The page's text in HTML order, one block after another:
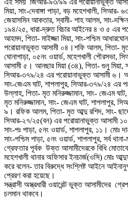
এই সময় জিআর-৯৩/৯৯ এর পরোয়ানাভুক্ত
মিয়া, সাং-দেবাঙ্গা পাড়া, বড় মহেশখালী,
জেয়াসমিন আকতার, স্বামী- শাহ আলম, সাং-
১৯৪/২৫, ধারা-দ্রুত বিচার আইনের ৪ ও ৫ এর
আহমদ, পিতা- মাইজ্জা মিয়া, সাং-পশ্চিম
পরোয়ানাভুক্ত আসামী ০৪।শফি আলম, পিতা- মৃত
ঘোনাপাড়া, ০৫নং ওয়ার্ড, মহেশখালী
আসামী ৫। আনছার মিয়া (৩৪), পিতা- গুনু মিয়া,
সিআর-৩৭৯/২৪ এর পরোয়ানাভুক্ত আসামী ৬।
সাং-জেএম ঘাট, শাপলাপুর, সিআর-৩৭৯/২৪ এর
উল্লাহ, পিতা- মৃত মনিরুজ্জামান, সাং- জেএম
মৃত মনিরুজ্জামান, সাং- জেএম ঘাট, শাপলাপুর,
৯। রফিক আলম, পিতা- মৃত আব্দু রশিদ, সাং-
সিআর-২৭/২৫(বন) এর পরোয়ানাভুক্ত আসামী
সাং-পঃ পাড়া, ৫নং ওয়ার্ড, শাপলাপুর, ১১।
সাং-পশ্চিম পাড়া, ৫নং ওয়ার্ড, শাপলাপুর, সর্ব
গ্রেফতার পূর্বক উক্ত আসামীদেরকে বিধি
মহেশখালী থানার অফিসার ইনচার্জ(ওসি) মোঃ
করে বলেন- তার বিরুদ্ধে সংশ্লিষ্ট আইনে
প্রেরণ করা হয়েছে।
সন্ত্রাসী অস্ত্রধারী ওয়ারেন্ট ভুক্ত আসামীদের
চলমান থাকবে।